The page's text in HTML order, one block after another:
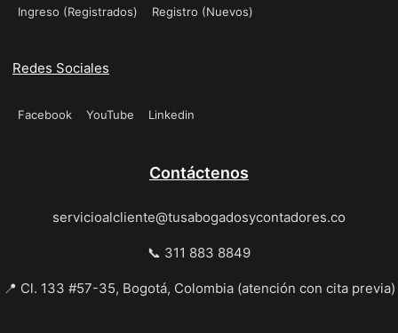
Ingreso (Registrados) Registro (Nuevos)
Redes Sociales
Facebook YouTube Linkedin
Contáctenos
servicioalcliente@tusabogadosycontadores.co
📞 311 883 8849
📍 Cl. 133 #57-35, Bogotá, Colombia (atención con cita previa)